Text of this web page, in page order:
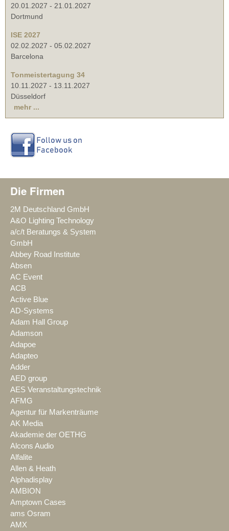
20.01.2027 - 21.01.2027
Dortmund
ISE 2027
02.02.2027 - 05.02.2027
Barcelona
Tonmeistertagung 34
10.11.2027 - 13.11.2027
Düsseldorf
mehr ...
Die Firmen
2M Deutschland GmbH
A&O Lighting Technology
a/c/t Beratungs & System
GmbH
Abbey Road Institute
Absen
AC Event
ACB
Active Blue
AD-Systems
Adam Hall Group
Adamson
Adapoe
Adapteo
Adder
AED group
AES Veranstaltungstechnik
AFMG
Agentur für Markenträume
AK Media
Akademie der OETHG
Alcons Audio
Alfalite
Allen & Heath
Alphadisplay
AMBION
Amptown Cases
ams Osram
AMX